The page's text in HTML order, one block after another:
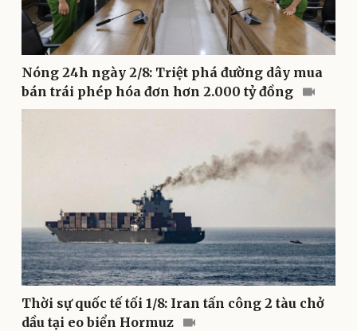
Nhi khoa
Nam khoa
Làm đẹp - giảm cân
Phòng mạch online
Ăn sạch sống khỏe
Nhà đẹp
Blog
Nóng 24h ngày 2/8: Triệt phá đường dây mua
bán trái phép hóa đơn hơn 2.000 tỷ đồng
Thời sự quốc tế tối 1/8: Iran tấn công 2 tàu chở
dầu tại eo biển Hormuz